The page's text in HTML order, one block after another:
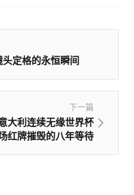
定格的永恒瞬间
下一篇
大利连续无缘世界杯
牌摧毁的八年等待